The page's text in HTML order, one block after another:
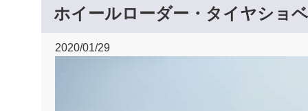
ホイールローダー・タイヤショ
2020/01/29